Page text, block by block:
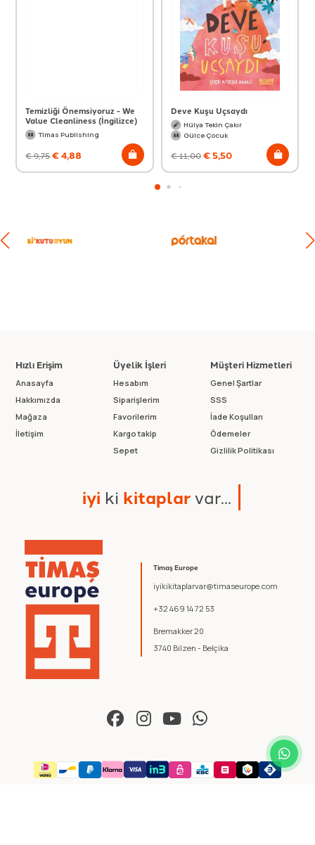
Temizliği Önemsiyoruz - We
Value Cleanliness (İngilizce)
Timas Publishing
€9,75€4,88
Deve Kuşu Uçsaydı
Hülya Tekin Çakır
Gülce Çocuk
€11,00€5,50
Timaş Europe
iyikikitaplarvar@timaseurope.com
+32 469 14 72 53
Bremakker 20
3740 Bilzen - Belçika
Hızlı Erişim
Anasayfa
Hakkımızda
Mağaza
İletişim
Üyelik İşleri
Hesabım
Siparişlerim
Favorilerim
Kargo takip
Sepet
Müşteri Hizmetleri
Genel Şartlar
SSS
İade Koşulları
Ödemeler
Gizlilik Politikası
iyi ki kitaplarvar...